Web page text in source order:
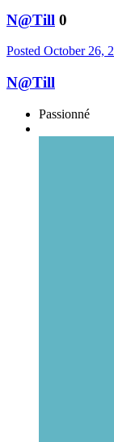
N@Till 0
Posted October 26,
N@Till
Passionné